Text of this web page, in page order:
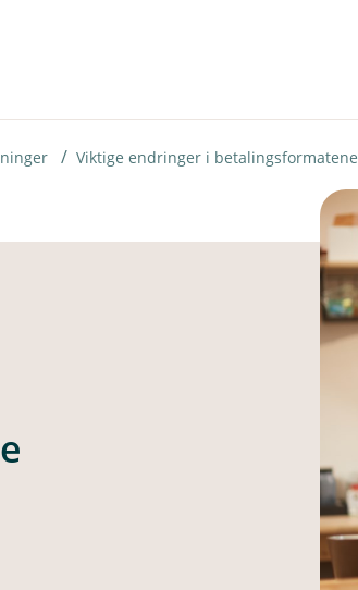
Viktige endringer i betalingsformatene